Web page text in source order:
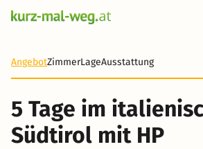
AngebotZimmerLageAusstattung
5 Tage im
Südtirol mit HP